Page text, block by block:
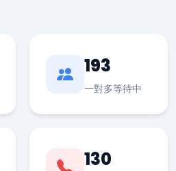
193
一對多等待中
130